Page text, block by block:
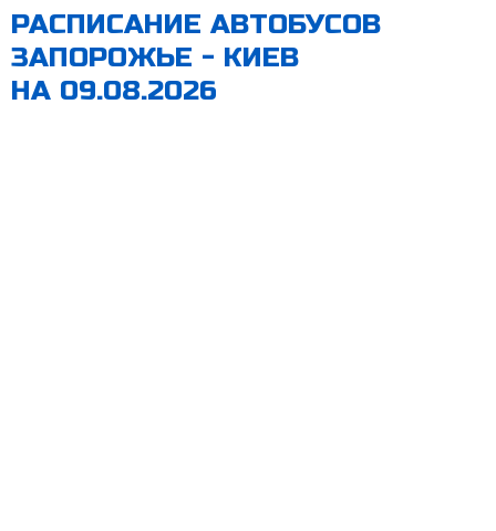
РАСПИСАНИЕ АВТОБУСОВ
ЗАПОРОЖЬЕ - КИЕВ
НА 09.08.2026